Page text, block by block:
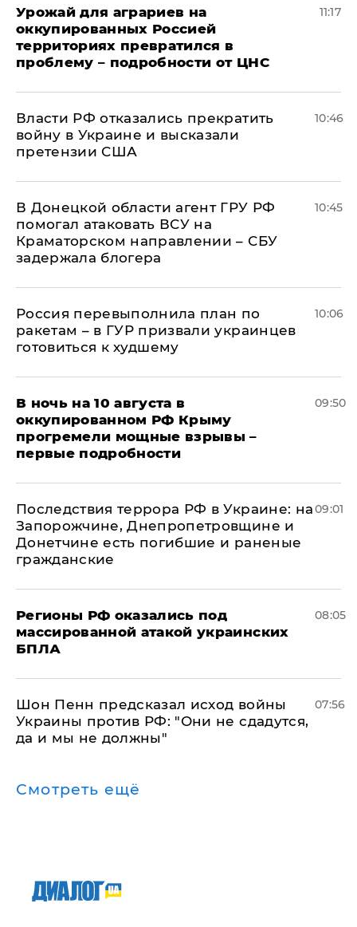
Урожай для аграриев на
оккупированных Россией
территориях превратился в
проблему – подробности от ЦНС
11:17
Власти РФ отказались прекратить
войну в Украине и высказали
претензии США
10:46
В Донецкой области агент ГРУ РФ
помогал атаковать ВСУ на
Краматорском направлении – СБУ
задержала блогера
10:45
Россия перевыполнила план по
ракетам – в ГУР призвали украинцев
готовиться к худшему
10:06
В ночь на 10 августа в
оккупированном РФ Крыму
прогремели мощные взрывы –
первые подробности
09:50
Последствия террора РФ в Украине: на
Запорожчине, Днепропетровщине и
Донетчине есть погибшие и раненые
гражданские
09:01
Регионы РФ оказались под
массированной атакой украинских
БПЛА
08:05
Шон Пенн предсказал исход войны
Украины против РФ: "Они не сдадутся,
да и мы не должны"
07:56
Смотреть ещё